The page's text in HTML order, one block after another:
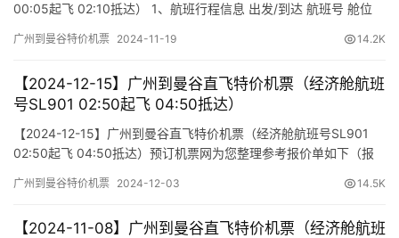
00:05起飞 02:10抵达） 1、航班行程信息 出发/到达 航班号 舱位
(class) (Departure Time) (Arrival Time) 出发(TakeOff) …
广州到曼谷特价机票 2024-11-19 14.2K
【2024-12-15】广州到曼谷直飞特价机票（经济舱航班
号SL901 02:50起飞 04:50抵达）
【2024-12-15】广州到曼谷直飞特价机票（经济舱航班号SL901
02:50起飞 04:50抵达）预订机票网为您整理参考报价单如下（报
通知我方操作占位，相关税费需以出票当天为准）
广州到曼谷特价机票 2024-12-03 14.5K
【2024-11-08】广州到曼谷直飞特价机票（经济舱航班